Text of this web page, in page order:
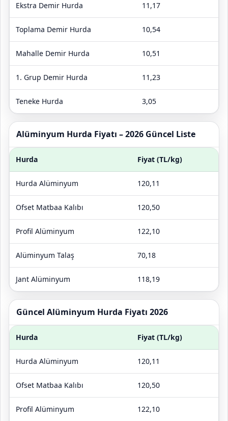
Ekstra Demir Hurda 11,17
Toplama Demir Hurda 10,54
Mahalle Demir Hurda 10,51
1. Grup Demir Hurda 11,23
Teneke Hurda 3,05
Alüminyum Hurda Fiyatı – 2026 Güncel Liste
Hurda Fiyat (TL/kg)
Hurda Alüminyum 120,11
Ofset Matbaa Kalıbı 120,50
Profil Alüminyum 122,10
Alüminyum Talaş 70,18
Jant Alüminyum 118,19
Güncel Alüminyum Hurda Fiyatı 2026
Hurda Fiyat (TL/kg)
Hurda Alüminyum 120,11
Ofset Matbaa Kalıbı 120,50
Profil Alüminyum 122,10